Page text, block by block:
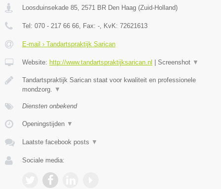
Loosduinsekade 85, 2571 BR Den Haag (Zuid-Holland)
Tel: 070 - 217 66 66, Fax: -, KvK: 72621613
E-mail › Tandartspraktijk Sarican
Website: http://www.tandartspraktijksarican.nl Screenshot ▼
Tandartspraktijk Sarican staat voor kwaliteit en professionele
mondzorg. ▼
Diensten onbekend
Openingstijden ▼
Laatste facebook posts ▼
Sociale media: